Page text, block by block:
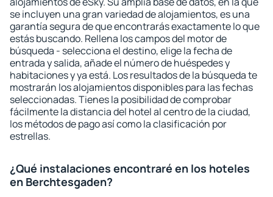
se incluyen una gran variedad de alojamientos, es una
garantía segura de que encontrarás exactamente lo que
estás buscando. Rellena los campos del motor de
búsqueda - selecciona el destino, elige la fecha de
entrada y salida, añade el número de huéspedes y
habitaciones y ya está. Los resultados de la búsqueda te
mostrarán los alojamientos disponibles para las fechas
seleccionadas. Tienes la posibilidad de comprobar
fácilmente la distancia del hotel al centro de la ciudad,
los métodos de pago así como la clasificación por
estrellas.
¿Qué instalaciones encontraré en los hoteles
en Berchtesgaden?